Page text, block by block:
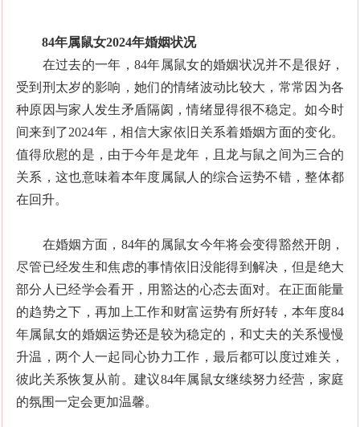
84年属鼠女2024年婚姻状况
在过去的一年，84年属鼠女的婚姻状况并不是很好，
受到刑太岁的影响，她们的情绪波动比较大，常常因为各
种原因与家人发生矛盾隔阂，情绪显得很不稳定。如今时
间来到了2024年，相信大家依旧关系着婚姻方面的变化。
值得欣慰的是，由于今年是龙年，且龙与鼠之间为三合的
关系，这也意味着本年度属鼠人的综合运势不错，整体都
在回升。
在婚姻方面，84年的属鼠女今年将会变得豁然开朗，
尽管已经发生和焦虑的事情依旧没能得到解决，但是绝大
部分人已经学会看开，用豁达的心态去面对。在正面能量
的趋势之下，再加上工作和财富运势有所好转，本年度84
年属鼠女的婚姻运势还是较为稳定的，和丈夫的关系慢慢
升温，两个人一起同心协力工作，最后都可以度过难关，
彼此关系恢复从前。建议84年属鼠女继续努力经营，家庭
的氛围一定会更加温馨。